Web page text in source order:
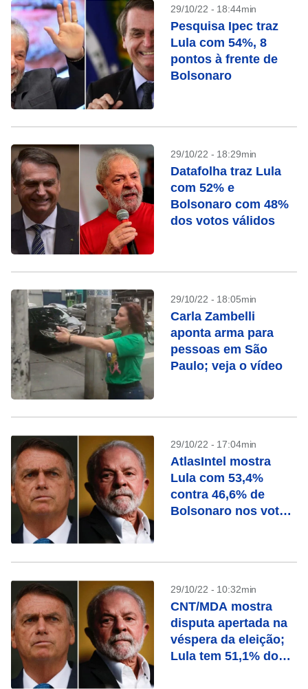
29/10/22 - 18:44min
Pesquisa Ipec traz
Lula com 54%, 8
pontos à frente de
Bolsonaro
29/10/22 - 18:29min
Datafolha traz Lula
com 52% e
Bolsonaro com 48%
dos votos válidos
29/10/22 - 18:05min
Carla Zambelli
aponta arma para
pessoas em São
Paulo; veja o vídeo
29/10/22 - 17:04min
AtlasIntel mostra
Lula com 53,4%
contra 46,6% de
Bolsonaro nos votos
29/10/22 - 10:32min
CNT/MDA mostra
disputa apertada na
véspera da eleição;
Lula tem 51,1% dos